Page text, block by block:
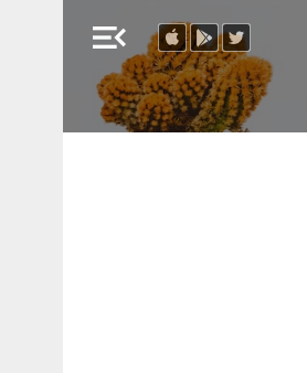
menu_open